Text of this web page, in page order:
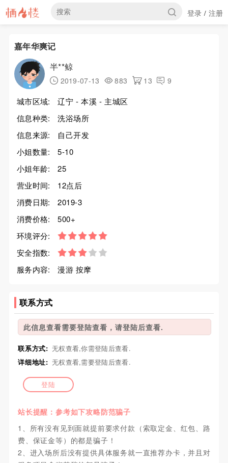
登录 / 注册
嘉年华爽记
半**鲸
2019-07-13 883 13 9
城市区域:
辽宁 - 本溪 - 主城区
信息种类:
洗浴场所
信息来源:
自己开发
小姐数量:
5-10
小姐年龄:
25
营业时间:
12点后
消费日期:
2019-3
消费价格:
500+
环境评分:
安全指数:
服务内容:
漫游 按摩
联系方式
此信息查看需要登陆查看，请登陆后查看.
联系方式: 无权查看,你需登陆后查看.
详细地址: 无权查看,需要登陆后查看.
登陆
站长提醒：参考如下攻略防范骗子
1、所有没有见到面就提前要求付款（索取定金、红包、路
费、保证金等）的都是骗子！
2、进入场所后没有提供具体服务就一直推荐办卡，并且对